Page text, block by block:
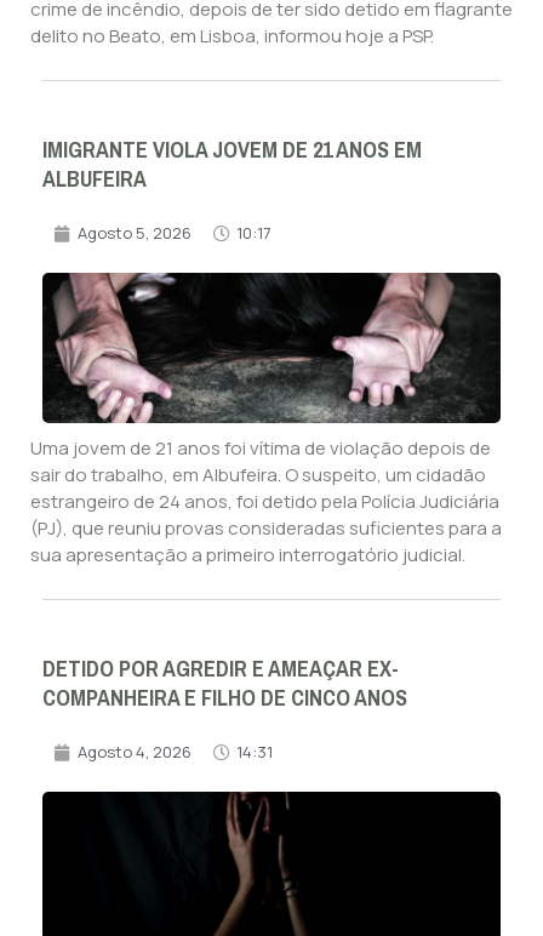
crime de incêndio, depois de ter sido detido em flagrante
delito no Beato, em Lisboa, informou hoje a PSP.
IMIGRANTE VIOLA JOVEM DE 21 ANOS EM
ALBUFEIRA
Agosto 5, 2026 10:17
Uma jovem de 21 anos foi vítima de violação depois de
sair do trabalho, em Albufeira. O suspeito, um cidadão
estrangeiro de 24 anos, foi detido pela Polícia Judiciária
(PJ), que reuniu provas consideradas suficientes para a
sua apresentação a primeiro interrogatório judicial.
DETIDO POR AGREDIR E AMEAÇAR EX-
COMPANHEIRA E FILHO DE CINCO ANOS
Agosto 4, 2026 14:31